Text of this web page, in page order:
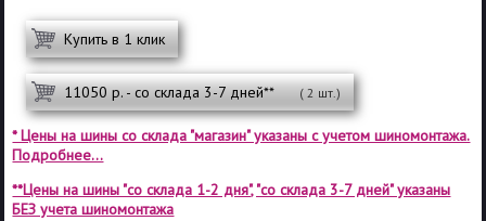
Купить в 1 клик
11050 р. - со склада 3-7 дней** ( 2 шт.)
* Цены на шины со склада "магазин" указаны с учетом шиномонтажа.
Подробнее...
**Цены на шины "со склада 1-2 дня", "со склада 3-7 дней" указаны
БЕЗ учета шиномонтажа